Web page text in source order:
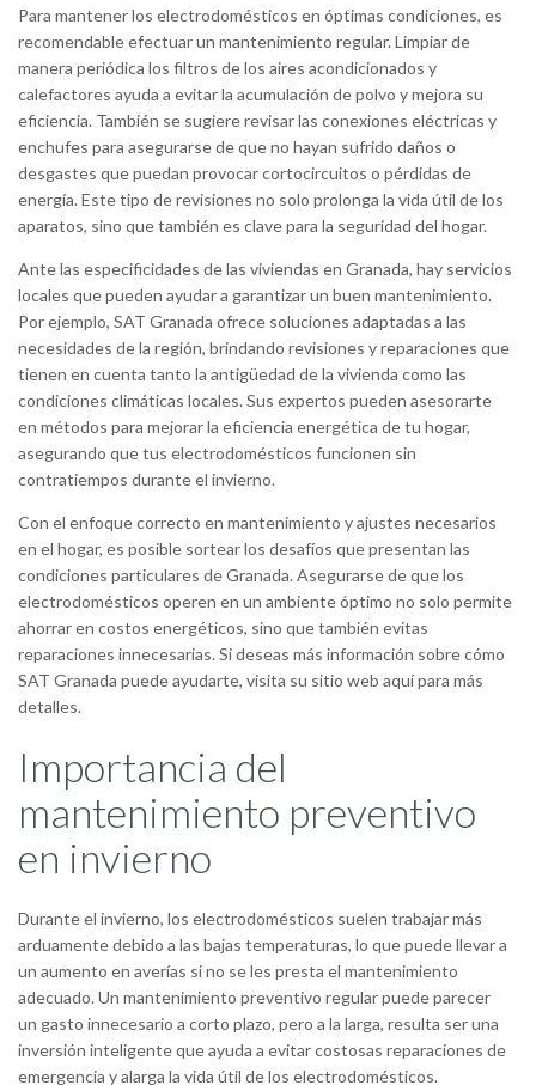
Para mantener los electrodomésticos en óptimas condiciones, es
recomendable efectuar un mantenimiento regular. Limpiar de
manera periódica los filtros de los aires acondicionados y
calefactores ayuda a evitar la acumulación de polvo y mejora su
eficiencia. También se sugiere revisar las conexiones eléctricas y
enchufes para asegurarse de que no hayan sufrido daños o
desgastes que puedan provocar cortocircuitos o pérdidas de
energía. Este tipo de revisiones no solo prolonga la vida útil de los
aparatos, sino que también es clave para la seguridad del hogar.
Ante las especificidades de las viviendas en Granada, hay servicios
locales que pueden ayudar a garantizar un buen mantenimiento.
Por ejemplo, SAT Granada ofrece soluciones adaptadas a las
necesidades de la región, brindando revisiones y reparaciones que
tienen en cuenta tanto la antigüedad de la vivienda como las
condiciones climáticas locales. Sus expertos pueden asesorarte
en métodos para mejorar la eficiencia energética de tu hogar,
asegurando que tus electrodomésticos funcionen sin
contratiempos durante el invierno.
Con el enfoque correcto en mantenimiento y ajustes necesarios
en el hogar, es posible sortear los desafíos que presentan las
condiciones particulares de Granada. Asegurarse de que los
electrodomésticos operen en un ambiente óptimo no solo permite
ahorrar en costos energéticos, sino que también evitas
reparaciones innecesarias. Si deseas más información sobre cómo
SAT Granada puede ayudarte, visita su sitio web aquí para más
detalles.
Importancia del
mantenimiento preventivo
en invierno
Durante el invierno, los electrodomésticos suelen trabajar más
arduamente debido a las bajas temperaturas, lo que puede llevar a
un aumento en averías si no se les presta el mantenimiento
adecuado. Un mantenimiento preventivo regular puede parecer
un gasto innecesario a corto plazo, pero a la larga, resulta ser una
inversión inteligente que ayuda a evitar costosas reparaciones de
emergencia y alarga la vida útil de los electrodomésticos.